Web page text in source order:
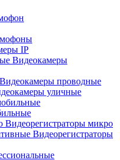
IP
Видеокамеры
Видеокамеры проводные
уличные
Видеорегистраторы микро
Видеорегистраторы